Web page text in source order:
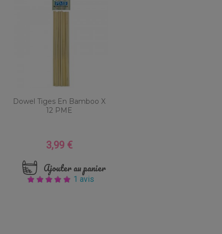
Dowel Tiges En Bamboo X
12 PME
Prix
3,99 €
Ajouter au panier
1 avis